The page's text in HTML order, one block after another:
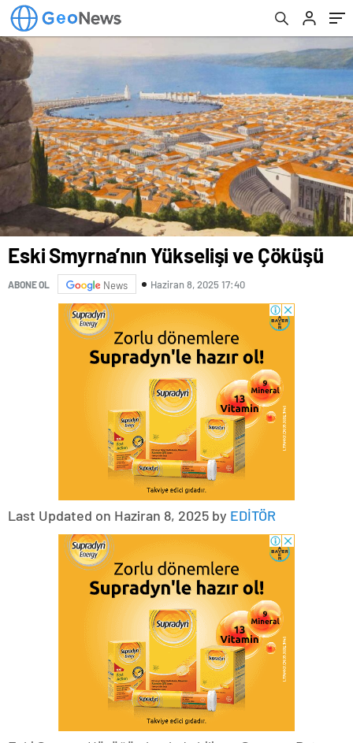
Eski Smyrna’nın Yükselişi ve Çöküşü
ABONE OL News Haziran 8, 2025 17:40
Last Updated on Haziran 8, 2025 by EDİTÖR